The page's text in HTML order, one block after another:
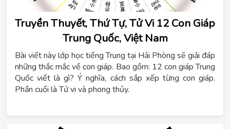
Truyền Thuyết, Thứ Tự, Tử Vi 12 Con Giáp
Trung Quốc, Việt Nam
Bài viết này lớp học tiếng Trung tại Hải Phòng sẽ giải đáp
những thắc mắc về con giáp. Bao gồm: 12 con giáp Trung
Quốc viết là gì? Ý nghĩa, cách sắp xếp từng con giáp.
Phần cuối là Tử vi và phong thủy.